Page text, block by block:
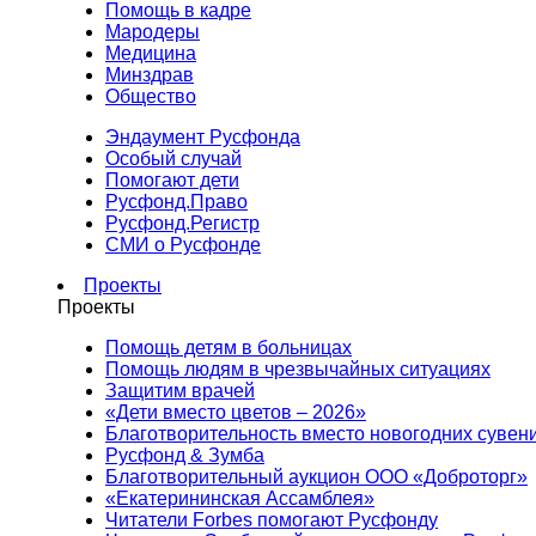
Помощь в кадре
Мародеры
Медицина
Минздрав
Общество
Эндаумент Русфонда
Особый случай
Помогают дети
Русфонд.Право
Русфонд.Регистр
СМИ о Русфонде
Проекты
Проекты
Помощь детям в больницах
Помощь людям в чрезвычайных ситуациях
Защитим врачей
«Дети вместо цветов – 2026»
Благотворительность вместо новогодних
Русфонд & Зумба
Благотворительный аукцион ООО «Доброторг»
«Екатерининская Ассамблея»
Читатели Forbes помогают Русфонду